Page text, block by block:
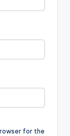
for the